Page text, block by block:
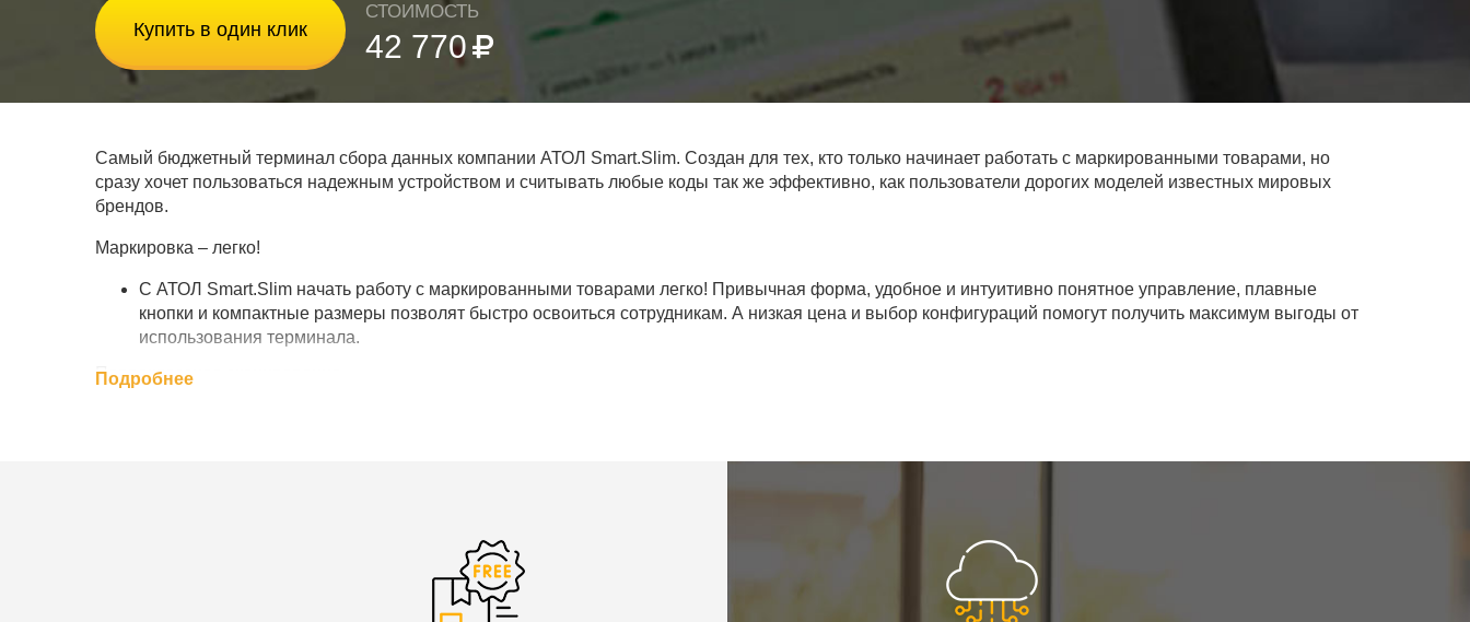
Купить в один клик
СТОИМОСТЬ
42 770
Самый бюджетный терминал сбора данных компании АТОЛ Smart.Slim. Создан для тех, кто только начинает работать с маркированными товарами, но
сразу хочет пользоваться надежным устройством и считывать любые коды так же эффективно, как пользователи дорогих моделей известных мировых
брендов.
Маркировка – легко!
С АТОЛ Smart.Slim начать работу с маркированными товарами легко! Привычная форма, удобное и интуитивно понятное управление, плавные
кнопки и компактные размеры позволят быстро освоиться сотрудникам. А низкая цена и выбор конфигураций помогут получить максимум выгоды от
использования терминала.
Первоклассное сканирование
Терминал АТОЛ Smart.Slim обладает высоким классом защиты IP65, необычным для таких бюджетных устройств. Корпус выдержит падение с высоты
1,5 метра на бетонный пол, пыле- и влагозащищен, собран из качественных материалов с низким процентом брака, поэтому прослужит долго даже
Подробнее